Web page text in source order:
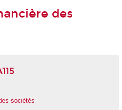
des
sociétés